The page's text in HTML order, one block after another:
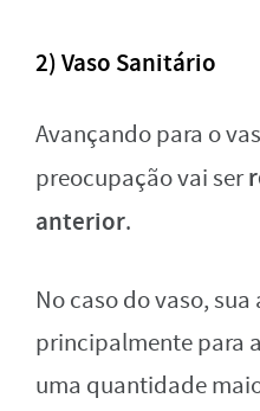
2) Vaso Sanitário
Avançando para o
preocupação vai ser
anterior.
No caso do vaso,
principalmente para
uma quantidade